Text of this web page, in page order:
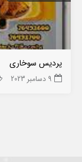
پردیس سوخاری
9 دسامبر 2023